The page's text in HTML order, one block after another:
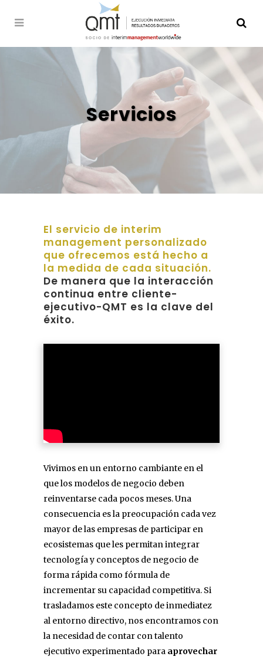
Servicios
El servicio de interim
management personalizado
que ofrecemos está hecho a
la medida de cada situación.
De manera que la interacción
continua entre cliente-
ejecutivo-QMT es la clave del
éxito.
Vivimos en un entorno cambiante en el
que los modelos de negocio deben
reinventarse cada pocos meses. Una
consecuencia es la preocupación cada vez
mayor de las empresas de participar en
ecosistemas que les permitan integrar
tecnología y conceptos de negocio de
forma rápida como fórmula de
incrementar su capacidad competitiva. Si
trasladamos este concepto de inmediatez
al entorno directivo, nos encontramos con
la necesidad de contar con talento
ejecutivo experimentado para aprovechar